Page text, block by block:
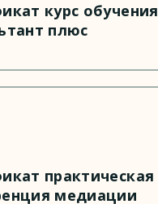
курс обучения
плюс
практическая
медиации